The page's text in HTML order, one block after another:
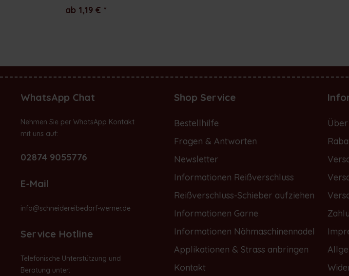
ab 1,19 € *
WhatsApp Chat
Nehmen Sie per WhatsApp Kontakt
mit uns auf:
02874 9055776
E-Mail
info@schneidereibedarf-werner.de
Service Hotline
Telefonische Unterstützung und
Beratung unter:
Shop Service
Bestellhilfe
Fragen & Antworten
Newsletter
Informationen Reißverschluss
Reißverschluss-Schieber aufziehen
Informationen Garne
Informationen Nähmaschinennadel
Applikationen & Strass anbringen
Kontakt